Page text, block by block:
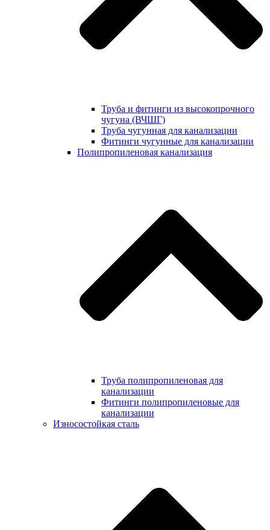
Труба и фитинги из высокопрочного
чугуна (ВЧШГ)
Труба чугунная для канализации
Фитинги чугунные для канализации
Полипропиленовая канализация
Труба полипропиленовая для
канализации
Фитинги полипропиленовые для
канализации
Износостойкая сталь